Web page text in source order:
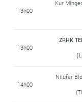
13h00
Kur
13h00
ZRHK
14h00
Nilufer